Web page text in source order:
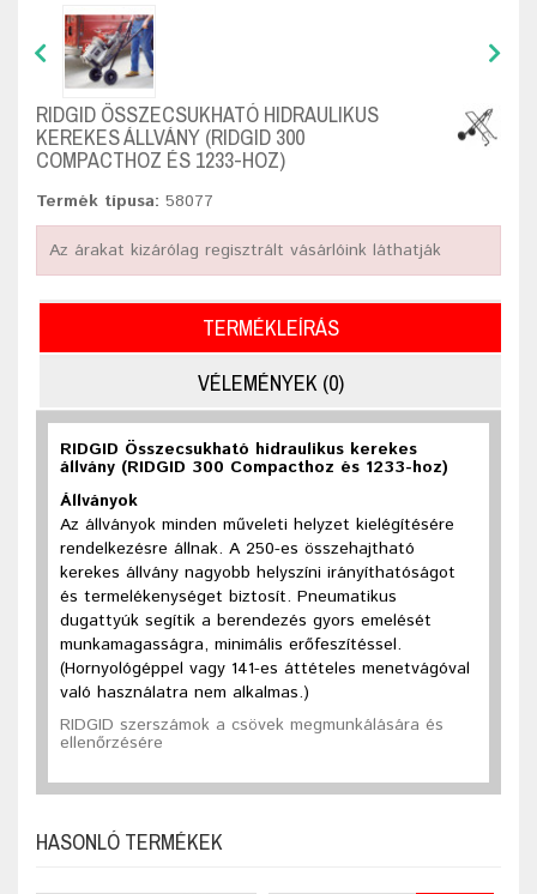
RIDGID ÖSSZECSUKHATÓ HIDRAULIKUS
KEREKES ÁLLVÁNY (RIDGID 300
COMPACTHOZ ÉS 1233-HOZ)
Termék típusa: 58077
Az árakat kizárólag regisztrált vásárlóink láthatják
TERMÉKLEÍRÁS
VÉLEMÉNYEK (0)
RIDGID Összecsukható hidraulikus kerekes
állvány (RIDGID 300 Compacthoz és 1233-hoz)
Állványok
Az állványok minden műveleti helyzet kielégítésére
rendelkezésre állnak. A 250-es összehajtható
kerekes állvány nagyobb helyszíni irányíthatóságot
és termelékenységet biztosít. Pneumatikus
dugattyúk segítik a berendezés gyors emelését
munkamagasságra, minimális erőfeszítéssel.
(Hornyológéppel vagy 141-es áttételes menetvágóval
való használatra nem alkalmas.)
RIDGID szerszámok a csövek megmunkálására és
ellenőrzésére
HASONLÓ TERMÉKEK